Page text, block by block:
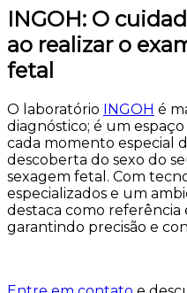
INGOH: O
ao realizar o
fetal
O laboratório INGOH é
diagnóstico; é um
cada momento especial
descoberta do sexo do
sexagem fetal. Com
especializados e um
destaca como referência
garantindo precisão e